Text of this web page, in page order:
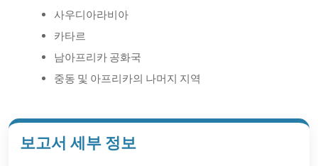
사우디아라비아
카타르
남아프리카 공화국
중동 및 아프리카의 나머지 지역
보고서 세부 정보